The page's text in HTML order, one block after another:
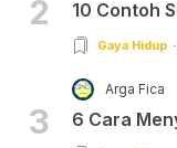
2 10 Contoh
Gaya Hidup
3
Arga Fica
6 Cara